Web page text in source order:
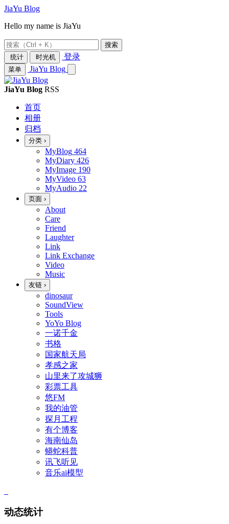
JiaYu Blog
Hello my name is JiaYu
搜索
统计
时光机 登录
菜单 JiaYu Blog
JiaYu Blog RSS
首页
相册
归档
分类 ›
MyBlog 464
MyDiary 426
MyImage 190
MyVideo 63
MyAudio 22
页面 ›
About
Care
Friend
Laughter
Link
Link Exchange
Video
Music
友链 ›
dinosaur
SoundView
Tools
YoYo Blog
一诺千金
书格
国家航天局
孝感之家
山里来了攻城狮
彩票工具
悠FM
我的油管
探月工程
有个博客
海南仙岛
蟒蛇科普
讯飞听见
音乐ai模型
动态统计